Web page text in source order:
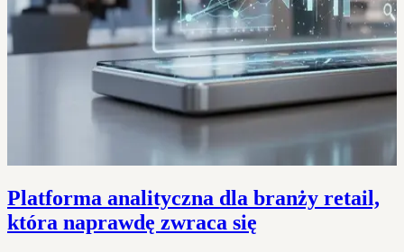
Platforma analityczna dla branży retail,
która naprawdę zwraca się